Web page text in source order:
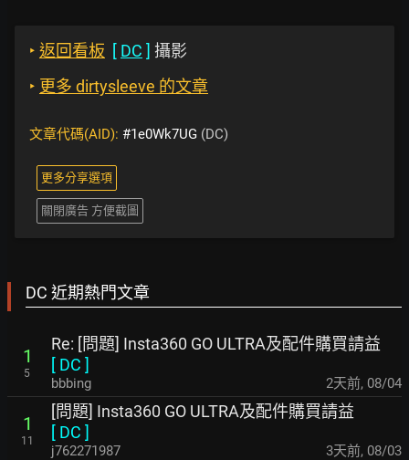
‣ 返回看板 [ DC ] 攝影
‣ 更多 dirtysleeve 的文章
文章代碼(AID): #1e0Wk7UG (DC)
更多分享選項
關閉廣告 方便截圖
DC 近期熱門文章
1
5
Re: [問題] Insta360 GO ULTRA及配件購買請益
[ DC ]
bbbing 2天前, 08/04
1
11
[問題] Insta360 GO ULTRA及配件購買請益
[ DC ]
j762271987 3天前, 08/03